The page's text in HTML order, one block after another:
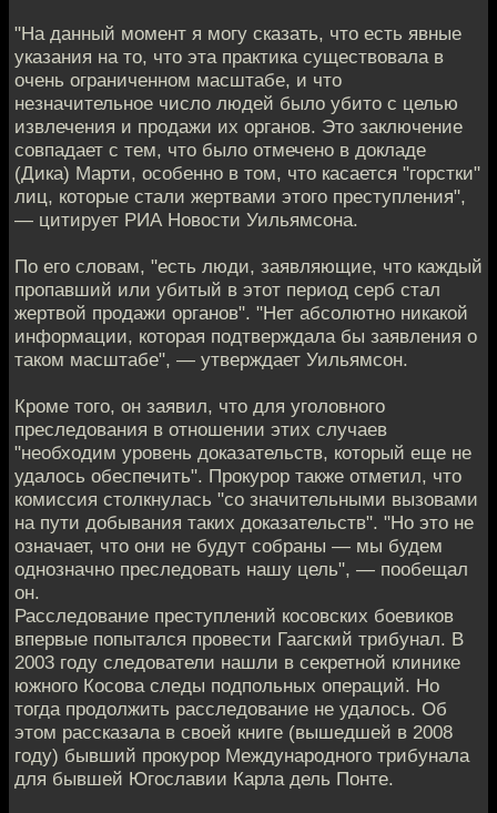
"На данный момент я могу сказать, что есть явные
указания на то, что эта практика существовала в
очень ограниченном масштабе, и что
незначительное число людей было убито с целью
извлечения и продажи их органов. Это заключение
совпадает с тем, что было отмечено в докладе
(Дика) Марти, особенно в том, что касается "горстки"
лиц, которые стали жертвами этого преступления",
— цитирует РИА Новости Уильямсона.
По его словам, "есть люди, заявляющие, что каждый
пропавший или убитый в этот период серб стал
жертвой продажи органов". "Нет абсолютно никакой
информации, которая подтверждала бы заявления о
таком масштабе", — утверждает Уильямсон.
Кроме того, он заявил, что для уголовного
преследования в отношении этих случаев
"необходим уровень доказательств, который еще не
удалось обеспечить". Прокурор также отметил, что
комиссия столкнулась "со значительными вызовами
на пути добывания таких доказательств". "Но это не
означает, что они не будут собраны — мы будем
однозначно преследовать нашу цель", — пообещал
он.
Расследование преступлений косовских боевиков
впервые попытался провести Гаагский трибунал. В
2003 году следователи нашли в секретной клинике
южного Косова следы подпольных операций. Но
тогда продолжить расследование не удалось. Об
этом рассказала в своей книге (вышедшей в 2008
году) бывший прокурор Международного трибунала
для бывшей Югославии Карла дель Понте.